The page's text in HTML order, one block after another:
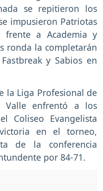
se repitieron los
impusieron Patriotas
frente a Academia y
ronda la completarán
y Sabios en
la Liga Profesional de
Valle enfrentó a los
Coliseo Evangelista
en el torneo,
de la conferencia
por 84-71.